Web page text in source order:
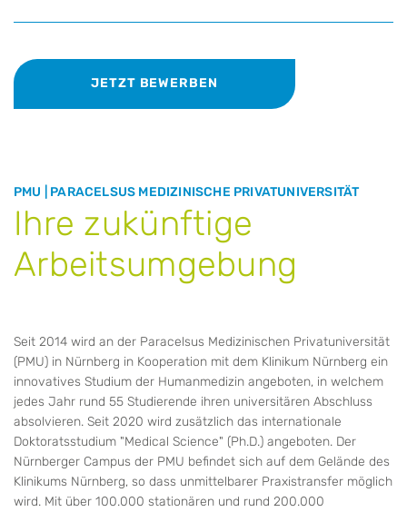
JETZT BEWERBEN
PMU | PARACELSUS MEDIZINISCHE PRIVATUNIVERSITÄT
Ihre zukünftige
Arbeitsumgebung
Seit 2014 wird an der Paracelsus Medizinischen Privatuniversität
(PMU) in Nürnberg in Kooperation mit dem Klinikum Nürnberg ein
innovatives Studium der Humanmedizin angeboten, in welchem
jedes Jahr rund 55 Studierende ihren universitären Abschluss
absolvieren. Seit 2020 wird zusätzlich das internationale
Doktoratsstudium "Medical Science" (Ph.D.) angeboten. Der
Nürnberger Campus der PMU befindet sich auf dem Gelände des
Klinikums Nürnberg, so dass unmittelbarer Praxistransfer möglich
wird. Mit über 100.000 stationären und rund 200.000